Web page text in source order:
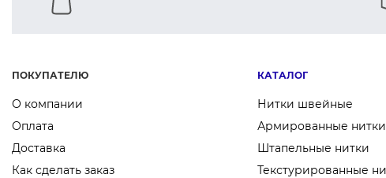
ПОКУПАТЕЛЮ
О компании
Оплата
Доставка
Как сделать заказ
КАТАЛОГ
Нитки швейные
Армированные нитки
Штапельные нитки
Текстурированные